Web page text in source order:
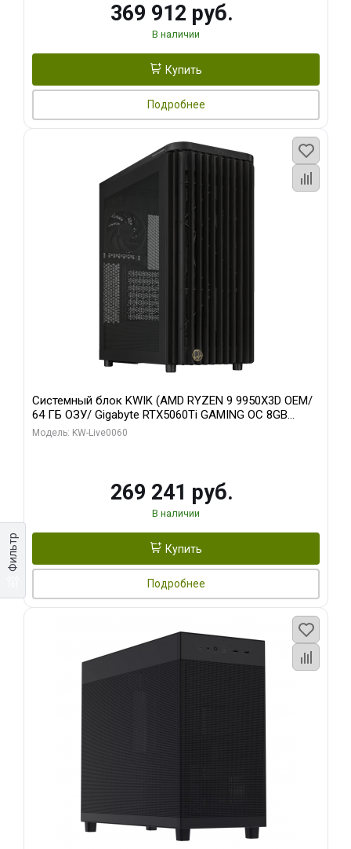
Фильтр
369 912 руб.
В наличии
Купить
Подробнее
Системный блок KWIK (AMD RYZEN 9 9950X3D OEM/
64 ГБ ОЗУ/ Gigabyte RTX5060Ti GAMING OC 8GB
GDDR7 128bit 3xDP H/ 1 ТБ SSD)
Модель: KW-Live0060
269 241 руб.
В наличии
Купить
Подробнее